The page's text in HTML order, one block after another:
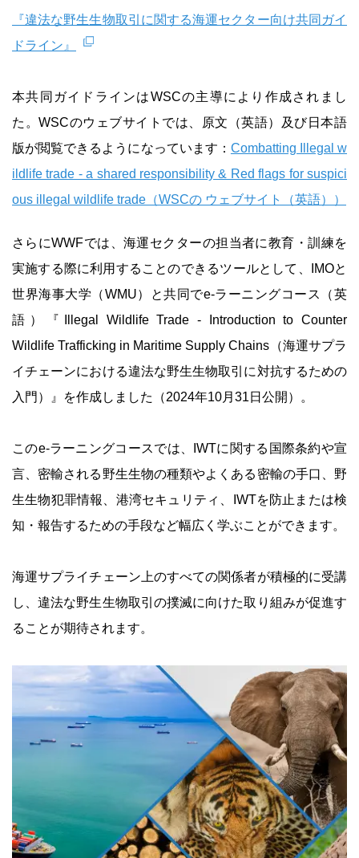
『違法な野生生物取引に関する海運セクター向け共同ガイ
ドライン』
本共同ガイドラインはWSCの主導により作成されまし
た。WSCのウェブサイトでは、原文（英語）及び日本語
版が閲覧できるようになっています： Combatting Illegal w
ildlife trade - a shared responsibility & Red flags for suspici
ous illegal wildlife trade（WSCの ウェブサイト（英語））
さらにWWFでは、海運セクターの担当者に教育・訓練を
実施する際に利用することのできるツールとして、IMOと
世界海事大学（WMU）と共同でe-ラーニングコース（英
語）『Illegal Wildlife Trade - Introduction to Counter
Wildlife Trafficking in Maritime Supply Chains（海運サプラ
イチェーンにおける違法な野生生物取引に対抗するための
入門）』を作成しました（2024年10月31日公開）。
このe-ラーニングコースでは、IWTに関する国際条約や宣
言、密輸される野生生物の種類やよくある密輸の手口、野
生生物犯罪情報、港湾セキュリティ、IWTを防止または検
知・報告するための手段など幅広く学ぶことができます。
海運サプライチェーン上のすべての関係者が積極的に受講
し、違法な野生生物取引の撲滅に向けた取り組みが促進す
ることが期待されます。